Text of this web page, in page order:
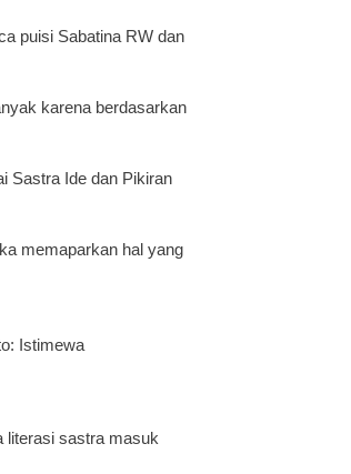
puisi Sabatina RW dan
karena berdasarkan
Sastra Ide dan Pikiran
memaparkan hal yang
Istimewa
literasi sastra masuk